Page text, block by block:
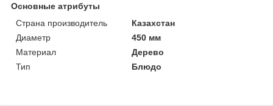
Основные атрибуты
Страна производитель
Казахстан
Диаметр
450 мм
Материал
Дерево
Тип
Блюдо